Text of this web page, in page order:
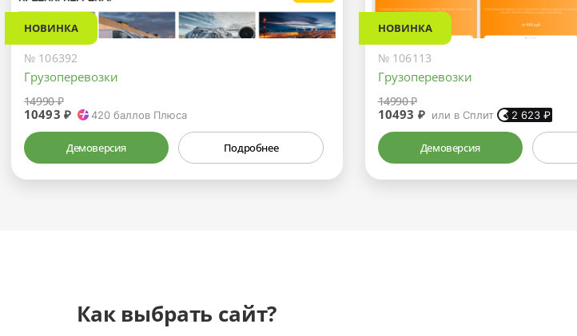
НОВИНКА
№ 106392
Грузоперевозки
14990 ₽
10493 ₽ 420 баллов Плюса
Демоверсия Подробнее
НОВИНКА
№ 106113
Грузоперевозки
14990 ₽
10493 ₽ или в Сплит 2 623₽
Демоверсия
Как выбрать сайт?